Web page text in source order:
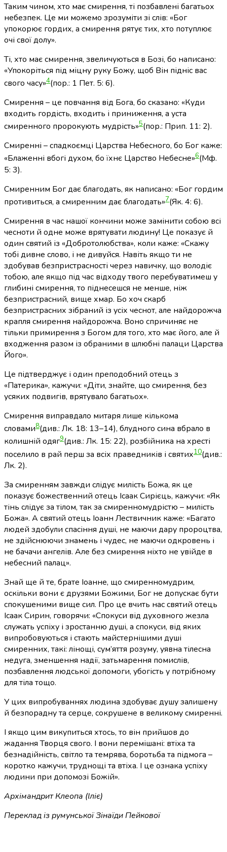
Таким чином, хто має смирення, ті позбавлені багатьох
небезпек. Це ми можемо зрозуміти зі слів: «Бог
упокорює гордих, а смирення рятує тих, хто потуплює
очі свої долу».
Ті, хто має смирення, звеличуються в Бозі, бо написано:
«Упокоріться під міцну руку Божу, щоб Він підніс вас
свого часу»4(пор.: 1 Пет. 5: 6).
Смирення – це повчання від Бога, бо сказано: «Куди
входить гордість, входить і приниження, а уста
смиренного пророкують мудрість»5(пор.: Прип. 11: 2).
Смиренні – спадкоємці Царства Небесного, бо Бог каже:
«Блаженні вбогі духом, бо їхнє Царство Небесне»6(Мф.
5: 3).
Смиренним Бог дає благодать, як написано: «Бог гордим
противиться, а смиренним дає благодать»7(Як. 4: 6).
Смирення в час нашої кончини може замінити собою всі
чесноти й одне може врятувати людину! Це показує й
один святий із «Добротолюбства», коли каже: «Скажу
тобі дивне слово, і не дивуйся. Навіть якщо ти не
здобував безпристрасності через навичку, що володіє
тобою, але якщо під час відходу твого перебуватимеш у
глибині смирення, то піднесешся не менше, ніж
безпристрасний, вище хмар. Бо хоч скарб
безпристрасних зібраний із усіх чеснот, але найдорожча
крапля смирення найдорожча. Воно спричиняє не
тільки примирення з Богом для того, хто має його, але й
входження разом із обраними в шлюбні палаци Царства
Його».
Це підтверджує і один преподобний отець з
«Патерика», кажучи: «Діти, знайте, що смирення, без
усяких подвигів, врятувало багатьох».
Смирення виправдало митаря лише кількома
словами8(див.: Лк. 18: 13–14), блудного сина вбрало в
колишній одяг9(див.: Лк. 15: 22), розбійника на хресті
поселило в рай перш за всіх праведників і святих10(див.:
Лк. 2).
За смиренням завжди слідує милість Божа, як це
показує божественний отець Ісаак Сирієць, кажучи: «Як
тінь слідує за тілом, так за смиренномудрістю – милість
Божа». А святий отець Іоанн Лествичник каже: «Багато
людей здобули спасіння душі, не маючи дару пророцтва,
не здійснюючи знамень і чудес, не маючи одкровень і
не бачачи ангелів. Але без смирення ніхто не увійде в
небесний палац».
Знай ще й те, брате Іоанне, що смиренномудрим,
оскільки вони є друзями Божими, Бог не допускає бути
спокушеними вище сил. Про це вчить нас святий отець
Ісаак Сирин, говорячи: «Спокуси від духовного жезла
служать успіху і зростанню душі, а спокуси, від яких
випробовуються і стають майстернішими душі
смиренних, такі: лінощі, сум’яття розуму, уявна тілесна
недуга, зменшення надії, затьмарення помислів,
позбавлення людської допомоги, убогість у потрібному
для тіла тощо.
У цих випробуваннях людина здобуває душу залишену
й безпорадну та серце, сокрушене в великому смиренні.
І якщо цим викупиться хтось, то він прийшов до
жадання Творця свого. І вони перемішані: втіха та
безнадійність, світло та темрява, боротьба та підмога –
коротко кажучи, труднощі та втіха. І це ознака успіху
людини при допомозі Божій».
Архімандрит Клеопа (Іліє)
Переклад із румунської Зінаїди Пейкової